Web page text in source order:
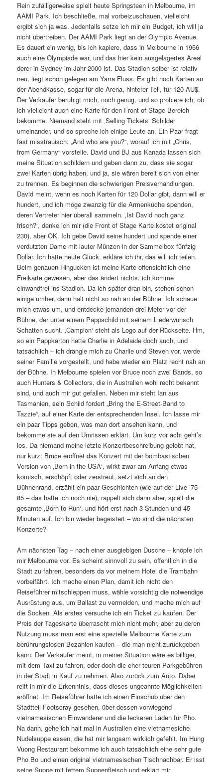
Rein zufälligerweise spielt heute Springsteen in Melbourne, im
AAMI Park. Ich beschließe, mal vorbeizuschauen, vielleicht
ergibt sich ja was. Jedenfalls setze ich mir ein Budget, ich will ja
nicht übertreiben. Der AAMI Park liegt an der Olympic Avenue.
Es dauert ein wenig, bis ich kapiere, dass in Melbourne in 1956
auch eine Olympiade war, und das hier kein ausgelagertes Areal
derer in Sydney im Jahr 2000 ist. Das Stadion selber ist relativ
neu, liegt schön gelegen am Yarra Fluss. Es gibt noch Karten an
der Abendkasse, sogar für die Arena, hinterer Teil, für 120 AU$.
Der Verkäufer beruhigt mich, noch genug, und so probiere ich, ob
ich vielleicht auch eine Karte für den Front of Stage Bereich
bekomme. Niemand steht mit ‚Selling Tickets‘ Schilder
umeinander, und so spreche ich einige Leute an. Ein Paar fragt
fast misstrauisch: „And who are you?“, worauf ich mit „Chris,
from Germany“ vorstelle. David und BJ aus Kanada lassen sich
meine Situation schildern und geben dann zu, dass sie sogar
zwei Karten übrig haben, und ja, sie wären bereit sich von einer
zu trennen. Es beginnen die schwierigen Preisverhandlungen.
David meint, wenn es noch Karten für 120 Dollar gibt, dann will er
hundert, und ich möge zwanzig für die Armenküche spenden,
deren Vertreter hier überall sammeln. ‚Ist David noch ganz
frisch?‘, denke ich mir (die Front of Stage Karte kostet original
230), aber OK. Ich gebe David seine hundert und spende einer
verdutzten Dame mit lauter Münzen in der Sammelbox fünfzig
Dollar. Ich hatte heute Glück, erkläre ich ihr, das will ich teilen.
Beim genauen Hingucken ist meine Karte offensichtlich eine
Freikarte gewesen, aber das ändert nichts, ich komme
einwandfrei ins Stadion. Da ich später dran bin, stehen schon
einige umher, dann halt nicht so nah an der Bühne. Ich schaue
mich etwas um, und entdecke jemanden drei Meter vor der
Bühne, der unter einem Pappschild mit seinem Liederwunsch
Schatten sucht. ‚Campion‘ steht als Logo auf der Rückseite. Hm,
so ein Pappkarton hatte Charlie in Adelaide doch auch, und
tatsächlich – ich drängle mich zu Charlie und Steven vor, werde
seiner Familie vorgestellt, und habe wieder ein Platz recht nah an
der Bühne. In Melbourne spielen vor Bruce noch zwei Bands, so
auch Hunters & Collectors, die in Australien wohl recht bekannt
sind, und auch mir gut gefallen. Neben mir steht Ian aus
Tasmanien, sein Schild fordert „Bring the E-Street-Band to
Tazzie“, auf einer Karte der entsprechenden Insel. Ich lasse mir
ein paar Tipps geben, was man dort ansehen kann, und
bekomme sie auf den Umrissen erklärt. Um kurz vor acht geht’s
los. Da niemand meine letzte Konzertbeschreibung gelobt hat,
nur kurz: Bruce eröffnet das Konzert mit der bombastischen
Version von ‚Born in the USA‘, wirkt zwar am Anfang etwas
komisch, erschöpft oder zerstreut, setzt sich an den
Bühnenrand, erzählt ein paar Geschichten (wie auf der Live ’75-
85 – das hatte ich noch nie), rappelt sich dann aber, spielt die
gesamte ‚Born to Run‘, und hört erst nach 3 Stunden und 45
Minuten auf. Ich bin wieder begeistert – wo sind die nächsten
Konzerte?
Am nächsten Tag – nach einer ausgiebigen Dusche – knöpfe ich
mir Melbourne vor. Es scheint sinnvoll zu sein, öffentlich in die
Stadt zu fahren, besonders da vor meinem Hotel die Trambahn
vorbeifährt. Ich mache einen Plan, damit ich nicht den
Reiseführer mitschleppen muss, wähle vorsichtig die notwendige
Ausrüstung aus, um Ballast zu vermeiden, und mache mich auf
die Socken. Als erstes versuche ich ein Ticket zu kaufen. Der
Preis der Tageskarte überrascht mich nicht mehr, aber zu deren
Nutzung muss man erst eine spezielle Melbourne Karte zum
berührungslosen Bezahlen kaufen – die man nicht zurückgeben
kann. Der Verkäufer meint, in meiner Situation wäre es billiger,
mit dem Taxi zu fahren, oder doch die eher teuren Parkgebühren
in der Stadt in Kauf zu nehmen. Also zurück zum Auto. Dabei
reift in mir die Erkenntnis, dass dieses ungeahnte Möglichkeiten
eröffnet. Im Reiseführer hatte ich einen Einschub über den
Stadtteil Footscray gesehen, über dessen vorwiegend
vietnamesischen Einwanderer und die leckeren Läden für Pho.
Na dann, gehe ich halt mal in Australien eine vietnamesiche
Nudelsuppe essen, die hat mir langsam wirklich gefehlt. Im Hung
Vuong Restaurant bekomme ich auch tatsächlich eine sehr gute
Pho Bo und einen original vietnamesischen Tischnachbar. Er isst
seine Suppe mit fettem Suppenfleisch und erklärt mir